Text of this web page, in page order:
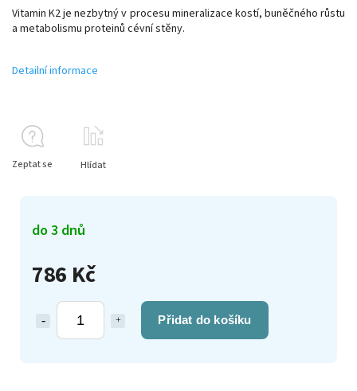
786 Kč
Přidat do košíku
do 3 dnů
Vitamin K2 je nezbytný v procesu mineralizace kostí, buněčného růstu
a metabolismu proteinů cévní stěny.
Detailní informace
Zeptat se Hlídat